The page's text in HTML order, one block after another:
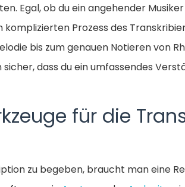
Egal, ob du ein angehender
Prozess des
bis zum genauen Notieren von
dass du ein umfassendes
für die
zu begeben, braucht man eine